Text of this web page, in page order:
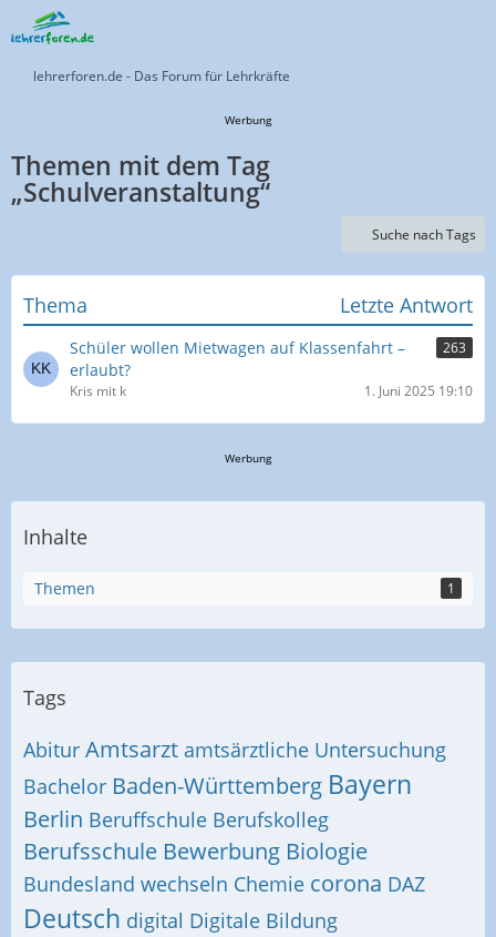
lehrerforen.de - Das Forum für Lehrkräfte
Werbung
Themen mit dem Tag
„Schulveranstaltung“
Suche nach Tags
Thema Letzte Antwort
Schüler wollen Mietwagen auf Klassenfahrt –
erlaubt?
263
Kris mit k 1. Juni 2025 19:10
Werbung
Inhalte
Themen 1
Tags
Abitur Amtsarzt amtsärztliche Untersuchung
Bachelor Baden-Württemberg Bayern
Berlin Beruffschule Berufskolleg
Berufsschule Bewerbung Biologie
Bundesland wechseln Chemie corona DAZ
Deutsch digital Digitale Bildung